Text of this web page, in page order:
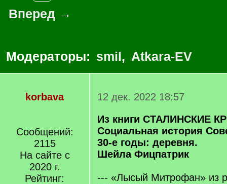
Вперед →
Модераторы: smil, Atkara-EV
korbava
Сообщений:
2115
На сайте с
2020 г.
Рейтинг:
12 дек. 2022 18:57
Из книги СТАЛИНСКИЕ
Социальная история
30-е годы: деревня.
Шейла Фицпатрик
--- «Лысый Митрофан» из